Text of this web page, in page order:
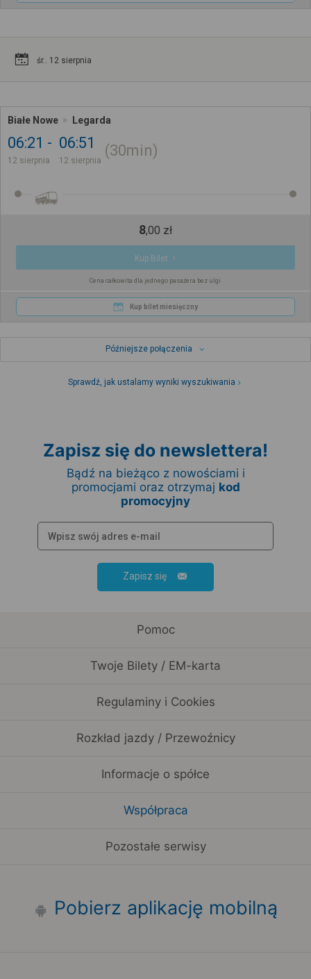
śr.. 12 sierpnia
Białe Nowe Legarda
06:21
12 sierpnia
06:51
12 sierpnia
30min
8,00 zł
Kup Bilet
Cena całkowita dla jednego pasażera bez ulgi
Kup bilet miesięczny
Późniejsze połączenia
Sprawdź, jak ustalamy wyniki wyszukiwania
Zapisz się do newslettera!
Bądź na bieżąco z nowościami i
promocjami oraz otrzymaj kod
promocyjny
Zapisz się
Pomoc
Twoje Bilety / EM-karta
Regulaminy i Cookies
Rozkład jazdy / Przewoźnicy
Informacje o spółce
Współpraca
Pozostałe serwisy
Pobierz aplikację mobilną